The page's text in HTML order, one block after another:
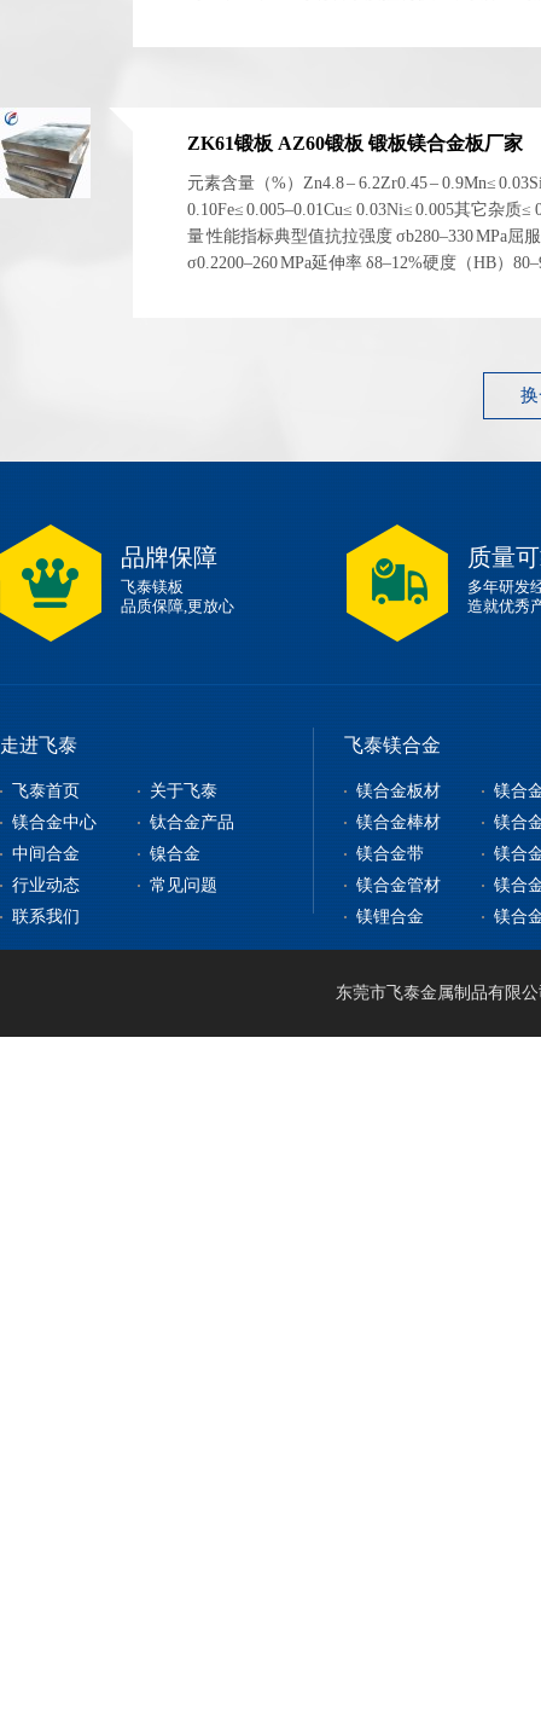
ZK61锻板 AZ60锻板 锻板镁合金板厂家
元素含量（%）Zn4.8 – 6.2Zr0.45 – 0.9Mn≤
0.10Fe≤ 0.005–0.01Cu≤ 0.03Ni≤ 0.005其它杂质≤
量 性能指标典型值抗拉强度 σb280–330 MPa屈
σ0.2200–260 MPa延伸率 δ8–12%硬度（HB）
品牌保障
飞泰镁板
品质保障,更放心
质量
多年研发
造就优秀
走进飞泰
飞泰首页
关于飞泰
镁合金中心
镁合金板材
镁合金型材
镁合金棒材
钛合金产品
钛合金板
钛合金棒
中间合金
钇铁合金
稀土镁中间合金
镍合金
纯镍
行业动态
常见问题
联系我们
飞泰镁合金
镁合金板材
镁合
镁合金棒材
镁合
镁合金带
镁合
镁合金管材
镁合
镁锂合金
镁合
东莞市飞泰金属制品有限